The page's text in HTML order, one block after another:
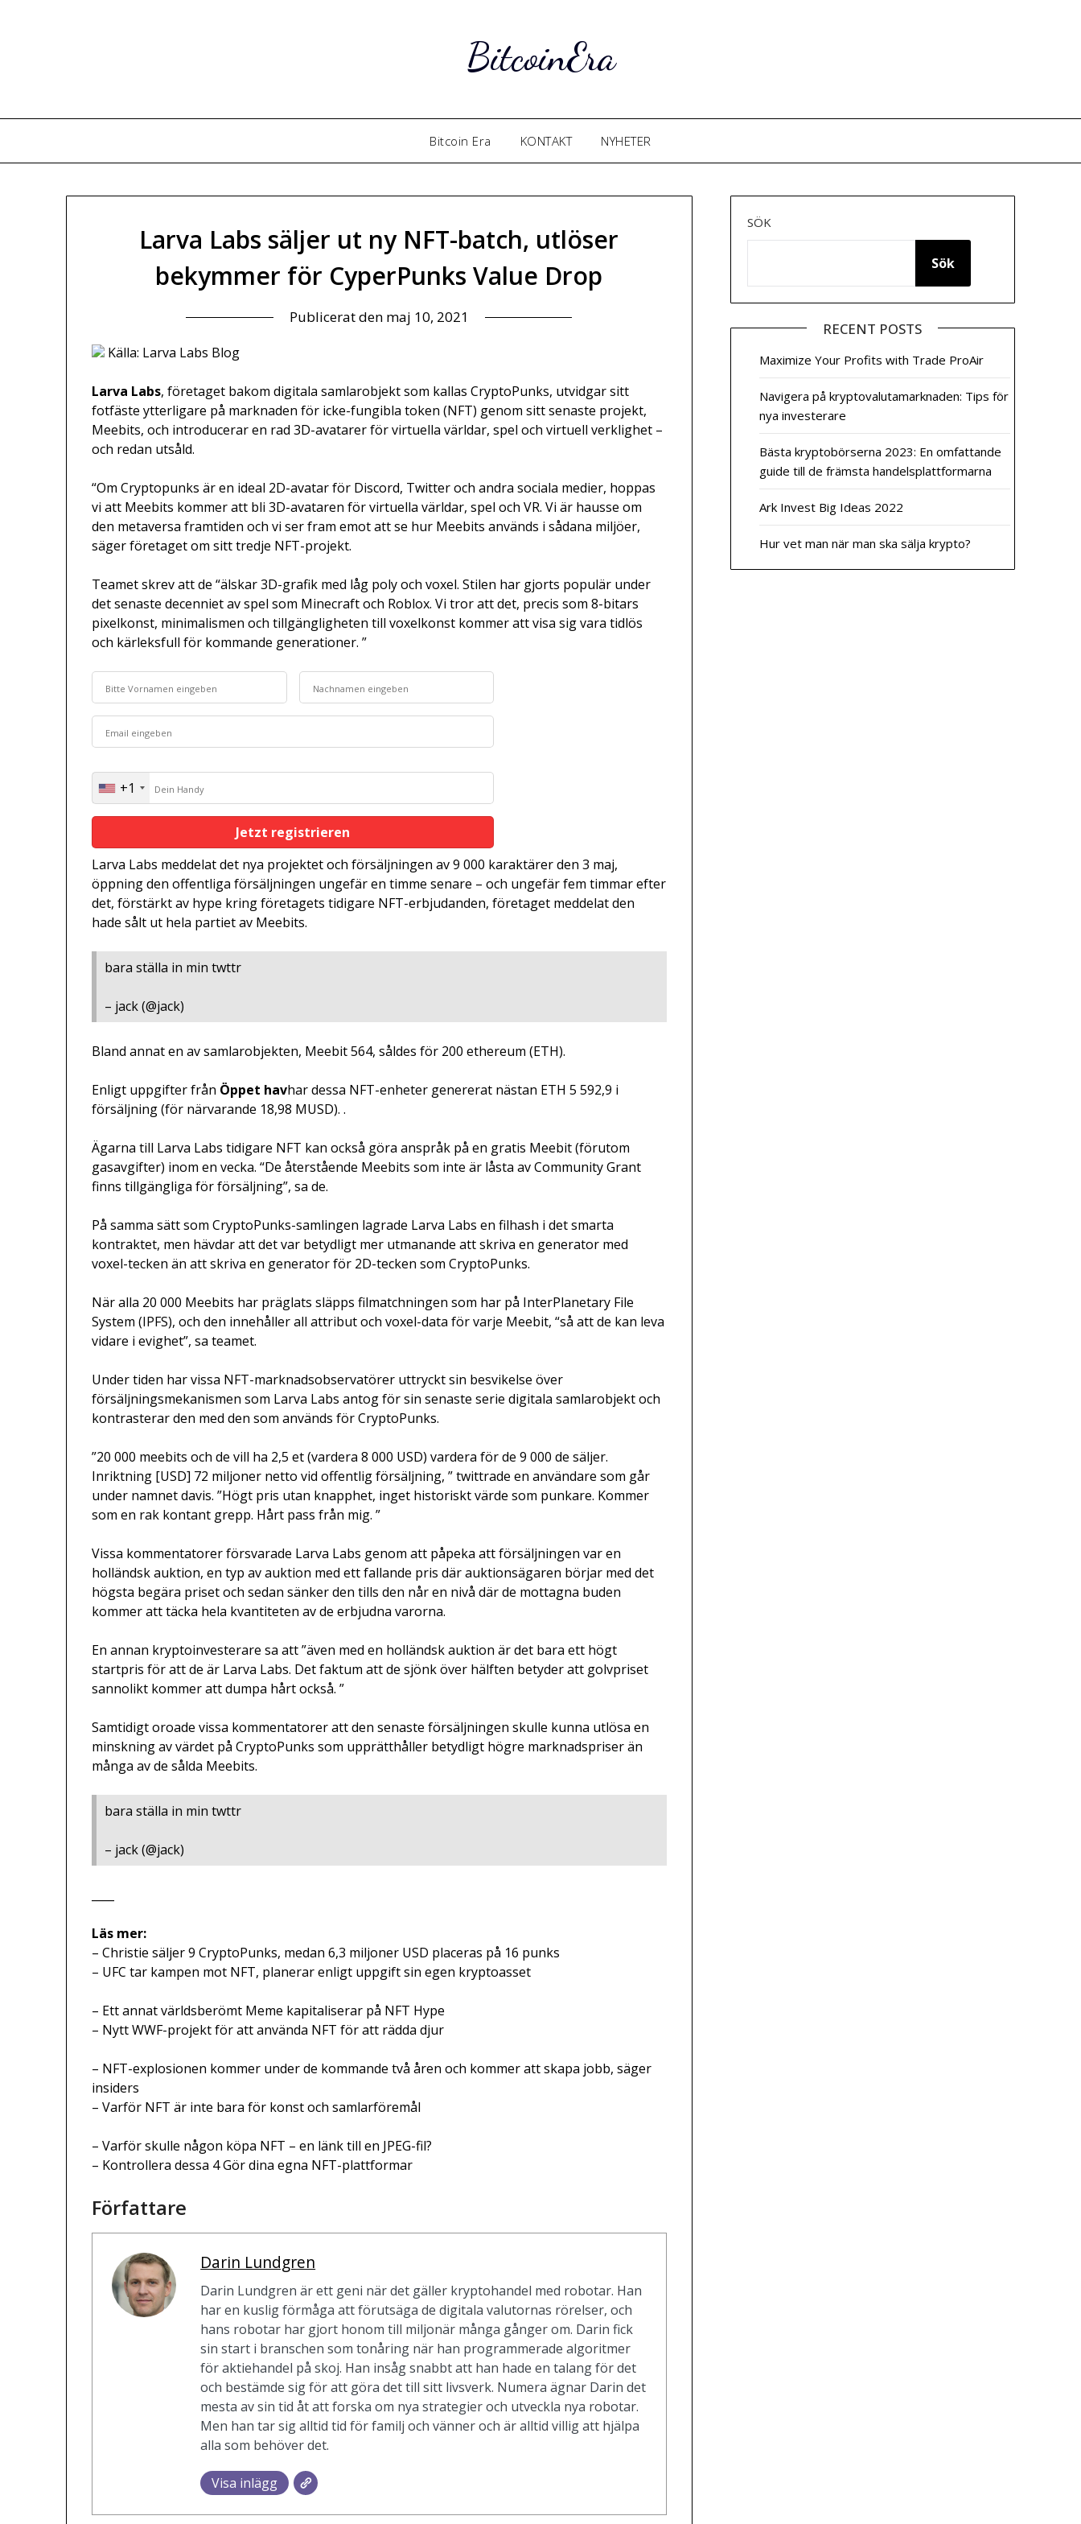
BitcoinEra
Bitcoin Era KONTAKT NYHETER
Larva Labs säljer ut ny NFT-batch, utlöser
bekymmer för CyperPunks Value Drop
Publicerat den maj 10, 2021
Källa: Larva Labs Blog
Larva Labs, företaget bakom digitala samlarobjekt som kallas CryptoPunks, utvidgar sitt
fotfäste ytterligare på marknaden för icke-fungibla token (NFT) genom sitt senaste projekt,
Meebits, och introducerar en rad 3D-avatarer för virtuella världar, spel och virtuell verklighet –
och redan utsåld.
“Om Cryptopunks är en ideal 2D-avatar för Discord, Twitter och andra sociala medier, hoppas
vi att Meebits kommer att bli 3D-avataren för virtuella världar, spel och VR. Vi är hausse om
den metaversa framtiden och vi ser fram emot att se hur Meebits används i sådana miljöer,
säger företaget om sitt tredje NFT-projekt.
Teamet skrev att de “älskar 3D-grafik med låg poly och voxel. Stilen har gjorts populär under
det senaste decenniet av spel som Minecraft och Roblox. Vi tror att det, precis som 8-bitars
pixelkonst, minimalismen och tillgängligheten till voxelkonst kommer att visa sig vara tidlös
och kärleksfull för kommande generationer. ”
United
States
+1
Larva Labs meddelat det nya projektet och försäljningen av 9 000 karaktärer den 3 maj,
öppning den offentliga försäljningen ungefär en timme senare – och ungefär fem timmar efter
det, förstärkt av hype kring företagets tidigare NFT-erbjudanden, företaget meddelat den
hade sålt ut hela partiet av Meebits.
bara ställa in min twttr
– jack (@jack)
Bland annat en av samlarobjekten, Meebit 564, såldes för 200 ethereum (ETH).
Enligt uppgifter från Öppet havhar dessa NFT-enheter genererat nästan ETH 5 592,9 i
försäljning (för närvarande 18,98 MUSD). .
Ägarna till Larva Labs tidigare NFT kan också göra anspråk på en gratis Meebit (förutom
gasavgifter) inom en vecka. “De återstående Meebits som inte är låsta av Community Grant
finns tillgängliga för försäljning”, sa de.
På samma sätt som CryptoPunks-samlingen lagrade Larva Labs en filhash i det smarta
kontraktet, men hävdar att det var betydligt mer utmanande att skriva en generator med
voxel-tecken än att skriva en generator för 2D-tecken som CryptoPunks.
När alla 20 000 Meebits har präglats släpps filmatchningen som har på InterPlanetary File
System (IPFS), och den innehåller all attribut och voxel-data för varje Meebit, “så att de kan leva
vidare i evighet”, sa teamet.
Under tiden har vissa NFT-marknadsobservatörer uttryckt sin besvikelse över
försäljningsmekanismen som Larva Labs antog för sin senaste serie digitala samlarobjekt och
kontrasterar den med den som används för CryptoPunks.
”20 000 meebits och de vill ha 2,5 et (vardera 8 000 USD) vardera för de 9 000 de säljer.
Inriktning [USD] 72 miljoner netto vid offentlig försäljning, ” twittrade en användare som går
under namnet davis. ”Högt pris utan knapphet, inget historiskt värde som punkare. Kommer
som en rak kontant grepp. Hårt pass från mig. ”
Vissa kommentatorer försvarade Larva Labs genom att påpeka att försäljningen var en
holländsk auktion, en typ av auktion med ett fallande pris där auktionsägaren börjar med det
högsta begära priset och sedan sänker den tills den når en nivå där de mottagna buden
kommer att täcka hela kvantiteten av de erbjudna varorna.
En annan kryptoinvesterare sa att ”även med en holländsk auktion är det bara ett högt
startpris för att de är Larva Labs. Det faktum att de sjönk över hälften betyder att golvpriset
sannolikt kommer att dumpa hårt också. ”
Samtidigt oroade vissa kommentatorer att den senaste försäljningen skulle kunna utlösa en
minskning av värdet på CryptoPunks som upprätthåller betydligt högre marknadspriser än
många av de sålda Meebits.
bara ställa in min twttr
– jack (@jack)
Läs mer:
– Christie säljer 9 CryptoPunks, medan 6,3 miljoner USD placeras på 16 punks
– UFC tar kampen mot NFT, planerar enligt uppgift sin egen kryptoasset
– Ett annat världsberömt Meme kapitaliserar på NFT Hype
– Nytt WWF-projekt för att använda NFT för att rädda djur
– NFT-explosionen kommer under de kommande två åren och kommer att skapa jobb, säger
insiders
– Varför NFT är inte bara för konst och samlarföremål
– Varför skulle någon köpa NFT – en länk till en JPEG-fil?
– Kontrollera dessa 4 Gör dina egna NFT-plattformar
Författare
Darin Lundgren
Darin Lundgren är ett geni när det gäller kryptohandel med robotar. Han
har en kuslig förmåga att förutsäga de digitala valutornas rörelser, och
hans robotar har gjort honom till miljonär många gånger om. Darin fick
sin start i branschen som tonåring när han programmerade algoritmer
för aktiehandel på skoj. Han insåg snabbt att han hade en talang för det
och bestämde sig för att göra det till sitt livsverk. Numera ägnar Darin det
mesta av sin tid åt att forska om nya strategier och utveckla nya robotar.
Men han tar sig alltid tid för familj och vänner och är alltid villig att hjälpa
alla som behöver det.
Visa inlägg
SÖK
Sök
RECENT POSTS
Maximize Your Profits with Trade ProAir
Navigera på kryptovalutamarknaden: Tips för
nya investerare
Bästa kryptobörserna 2023: En omfattande
guide till de främsta handelsplattformarna
Ark Invest Big Ideas 2022
Hur vet man när man ska sälja krypto?